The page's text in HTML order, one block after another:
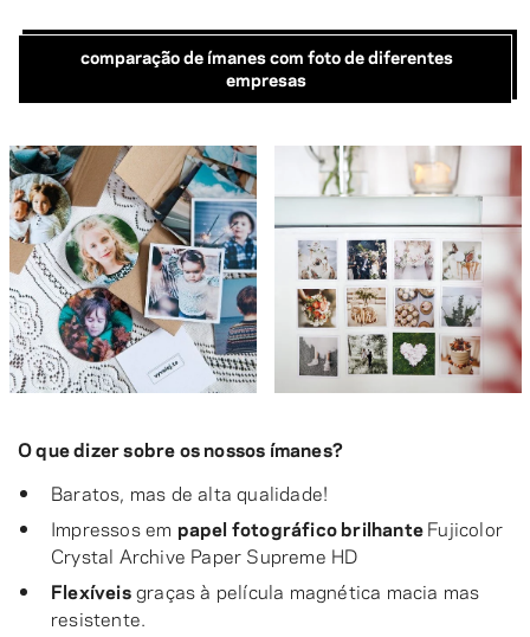
comparação de ímanes com foto de diferentes
empresas
O que dizer sobre os nossos ímanes?
Baratos, mas de alta qualidade!
Impressos em papel fotográfico brilhanteFujicolor
Crystal Archive Paper Supreme HD
Flexíveisgraças à película magnética macia mas
resistente.